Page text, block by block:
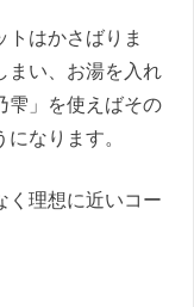
トはかさばりま
まい、お湯を入れ
雫」を使えばその
なります。
く理想に近いコー